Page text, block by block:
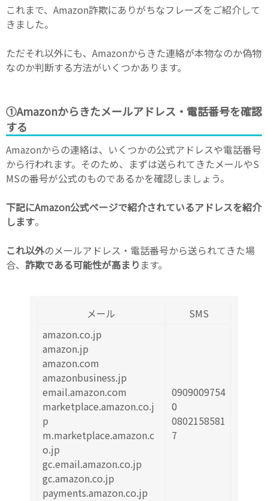
これまで、Amazon詐欺にありがちなフレーズをご紹介して
きました。
ただそれ以外にも、Amazonからきた連絡が本物なのか偽物
なのか判断する方法がいくつかあります。
①Amazonからきたメールアドレス・電話番号を確認
する
Amazonからの連絡は、いくつかの公式アドレスや電話番号
から行われます。そのため、まずは送られてきたメールやS
MSの番号が公式のものであるかを確認しましょう。
下記にAmazon公式ページで紹介されているアドレスを紹介
します。
これ以外のメールアドレス・電話番号から送られてきた場
合、 詐欺である可能性が高まり ます。
メール
SMS
amazon.co.jp
amazon.jp
amazon.com
amazonbusiness.jp
email.amazon.com
marketplace.amazon.co.j
p
m.marketplace.amazon.c
o.jp
gc.email.amazon.co.jp
gc.amazon.co.jp
payments.amazon.co.jp
0909009754
0
0802158581
7